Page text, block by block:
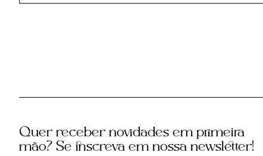
Quer receber novidades em primeira
mão? Se inscreva em nossa newsletter!